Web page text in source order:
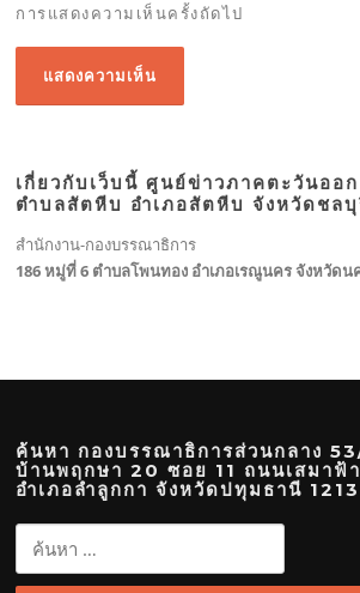
การแสดงความเห็นครั้งถัดไป
เกี่ยวกับเว็บนี้ ศูนย์ข่าวภาคตะวันอ
ตำบลสัตหีบ อำเภอสัตหีบ จังหวัดชล
สำนักงาน-กองบรรณาธิการ
186 หมู่ที่ 6 ตำบลโพนทอง อำเภอเรณูนคร จังหวัดน
ค้นหา กองบรรณาธิการส่วนกลาง
บ้านพฤกษา 20 ซอย 11 ถนนเสมาฟ้
อำเภอลำลูกกา จังหวัดปทุมธานี
ค้นหา